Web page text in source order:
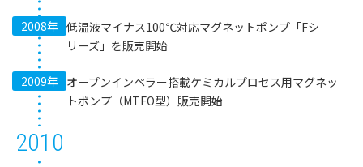
2008年 低温液マイナス100℃対応マグネットポンプ「Fシ
リーズ」を販売開始
2009年 オープンインペラー搭載ケミカルプロセス用マグネッ
トポンプ（MTFO型）販売開始
2010